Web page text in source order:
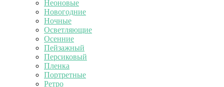
Неоновые
Новогодние
Ночные
Осветляющие
Осенние
Пейзажный
Персиковый
Пленка
Портретные
Ретро